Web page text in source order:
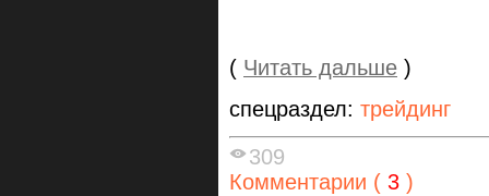
( Читать дальше )
спецраздел: трейдинг
309
Комментарии ( 3 )